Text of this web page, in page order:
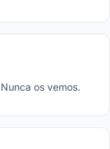
os vemos.